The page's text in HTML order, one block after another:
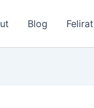
Blog